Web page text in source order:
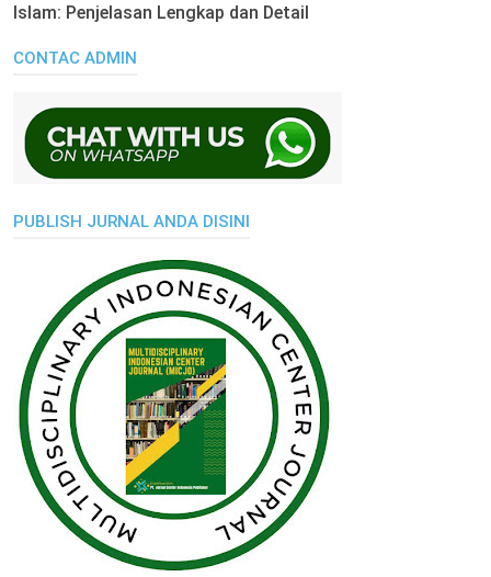
Islam: Penjelasan Lengkap dan Detail
CONTAC ADMIN
PUBLISH JURNAL ANDA DISINI